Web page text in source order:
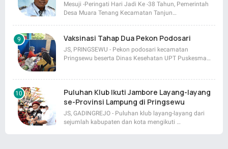
Mesuji -Peringati Hari Jadi Ke -38 Tahun, Pemerintah
Desa Muara Tenang Kecamatan Tanjun…
Vaksinasi Tahap Dua Pekon Podosari
JS, PRINGSEWU - Pekon podosari kecamatan
Pringsewu beserta Dinas Kesehatan UPT Puskesma…
Puluhan Klub Ikuti Jambore Layang-layang
se-Provinsi Lampung di Pringsewu
JS, GADINGREJO - Puluhan klub layang-layang dari
sejumlah kabupaten dan kota mengikuti …